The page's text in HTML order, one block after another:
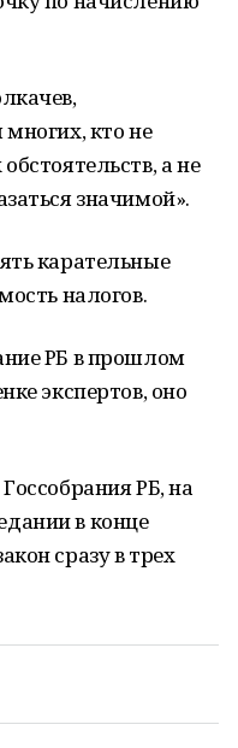
кто не
а не
значимой».
карательные
налогов.
РБ в прошлом
экспертов, оно
РБ, на
в конце
сразу в трех